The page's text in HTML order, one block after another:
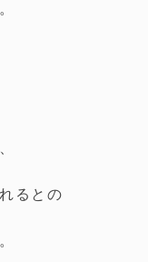
るとの